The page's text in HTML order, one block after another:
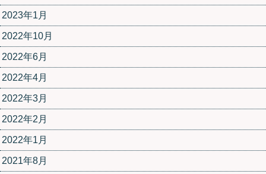
2023年1月
2022年10月
2022年6月
2022年4月
2022年3月
2022年2月
2022年1月
2021年8月